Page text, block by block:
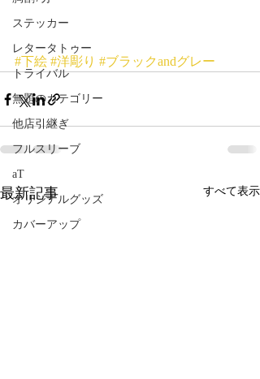
ステッカー
レタータトゥー
トライバル
無題のカテゴリー
他店引継ぎ
フルスリーブ
aT
オリジナルグッズ
カバーアップ
#下絵 #洋彫り #ブラックandグレー
最新記事 すべて表示